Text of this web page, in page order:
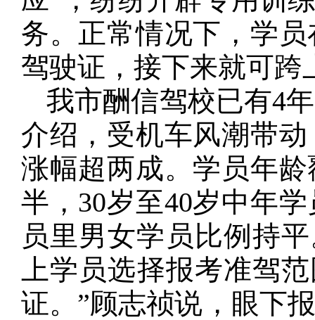
务。正常情况下，学
驾驶证，接下来就可跨
我市酬信驾校已有4
介绍，受机车风潮带
涨幅超两成。学员年
半，30岁至40岁中年
员里男女学员比例持
上学员选择报考准驾
证。”顾志祯说，眼下